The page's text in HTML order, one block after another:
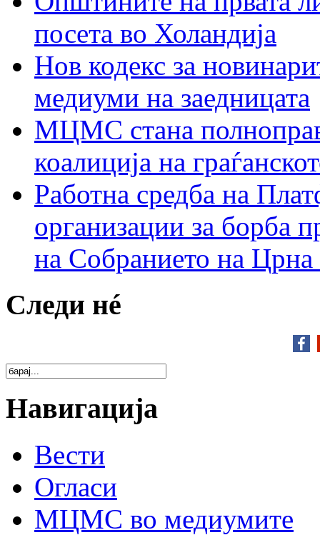
посета во Холандија
Нов кодекс за
медиуми на заедницата
МЦМС стана
коалиција на
Работна средба на
организации за борба
на Собранието на Црна
Следи нé
Навигација
Вести
Огласи
МЦМС во медиумите